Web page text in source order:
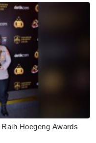
Hoegeng Awards